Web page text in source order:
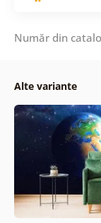
Număr din
Alte variante